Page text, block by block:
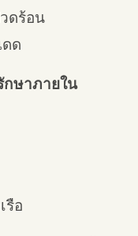
ดร้อน
ด
าภายใน
รือ